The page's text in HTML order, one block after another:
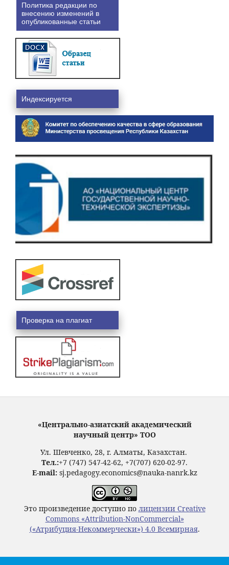
Политика редакции по
внесению изменений в
опубликованные статьи
Индексируется
Проверка на плагиат
«Центрально-азиатский академический
научный центр» ТОО
Ул. Шевченко, 28, г. Алматы, Казахстан.
Тел.:+7 (747) 547-42-62, +7(707) 620-02-97.
E-mail:sj.pedagogy.economics@nauka-nanrk.kz
Это произведение доступно по лицензии Creative
Commons «Attribution-NonCommercial»
(«Атрибуция-Некоммерчески») 4.0 Всемирная.